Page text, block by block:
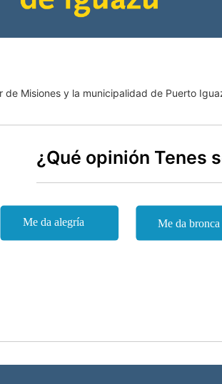
Misiones y la municipalidad de Puerto
¿Qué opinión Tenes